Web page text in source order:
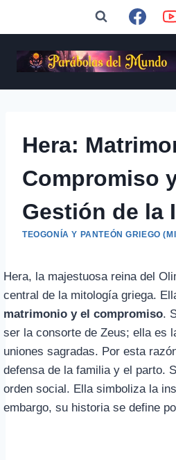
Hera:
Compromiso
Gestión de la
TEOGONÍA Y PANTEÓN GRIEGO
Hera, la majestuosa reina del
central de la mitología griega.
matrimonio y el compromiso.
ser la consorte de Zeus; ella es
uniones sagradas. Por esta
defensa de la familia y el parto.
orden social. Ella simboliza la
embargo, su historia se define